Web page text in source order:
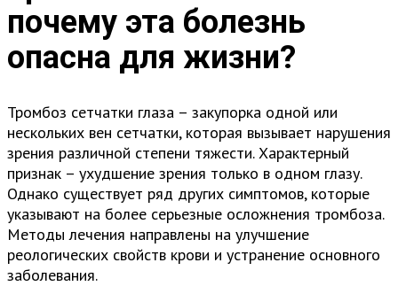
почему эта болезнь
опасна для жизни?
Тромбоз сетчатки глаза – закупорка одной или
нескольких вен сетчатки, которая вызывает нарушения
зрения различной степени тяжести. Характерный
признак – ухудшение зрения только в одном глазу.
Однако существует ряд других симптомов, которые
указывают на более серьезные осложнения тромбоза.
Методы лечения направлены на улучшение
реологических свойств крови и устранение основного
заболевания.